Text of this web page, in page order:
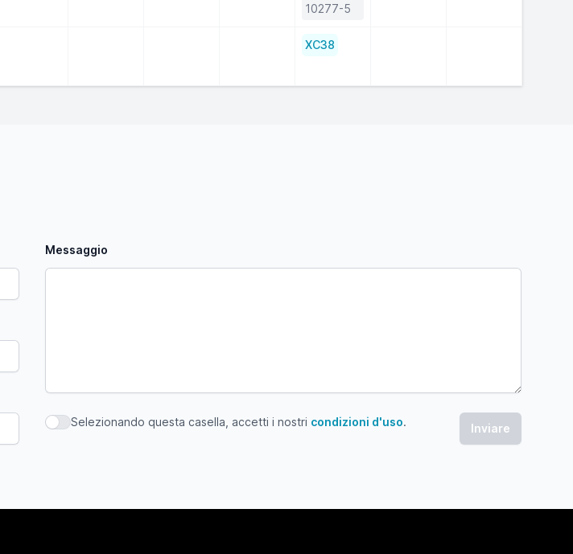
10277-5
XC38
Messaggio
Selezionando questa casella, accetti i nostri condizioni d'uso
Selezionando questa casella, accetti i nostri condizioni d'uso.